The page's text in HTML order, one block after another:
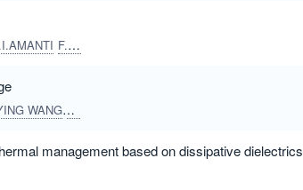
F.BABOUX
WANG XINGFAN CHEN
management based on dissipative dielectrics